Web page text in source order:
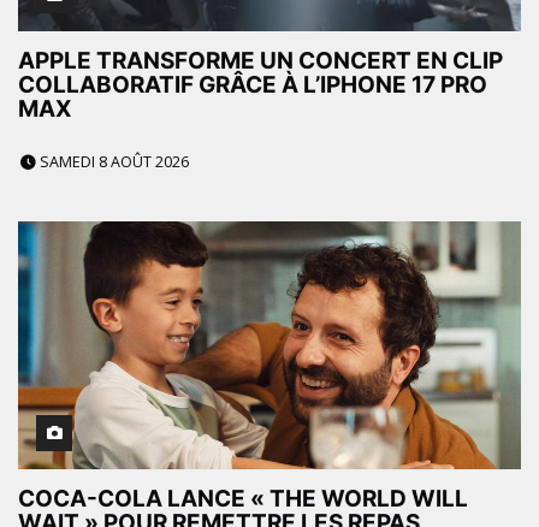
APPLE TRANSFORME UN CONCERT EN CLIP
COLLABORATIF GRÂCE À L’IPHONE 17 PRO
MAX
SAMEDI 8 AOÛT 2026
COCA-COLA LANCE « THE WORLD WILL